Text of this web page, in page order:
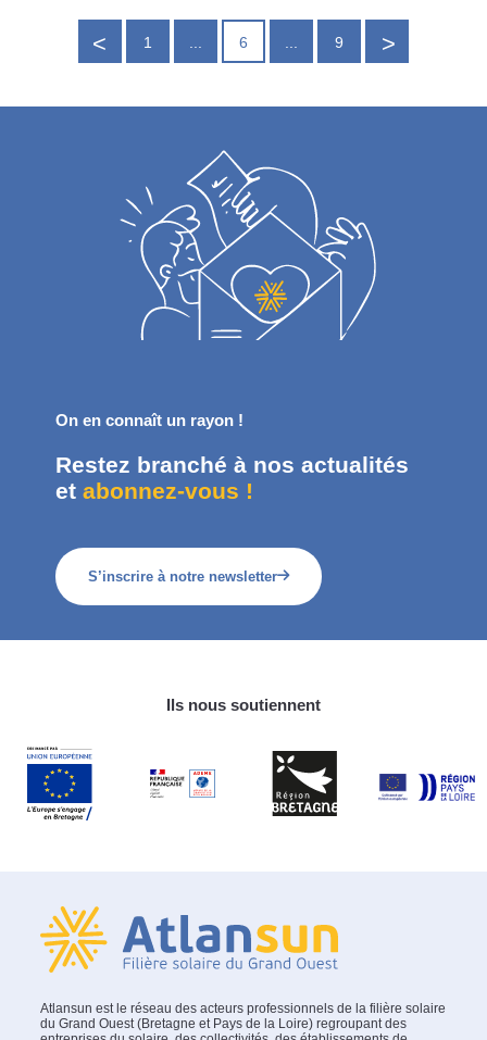
1 ... 6 ... 9
On en connaît un rayon !
Restez branché à nos actualités
etabonnez-vous !
S’inscrire à notre newsletter
Ils nous soutiennent
Atlansun est le réseau des acteurs professionnels de la filière solaire
du Grand Ouest (Bretagne et Pays de la Loire) regroupant des